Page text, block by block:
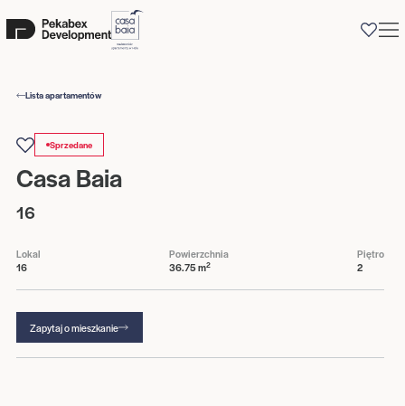
0
Lista apartamentów
Sprzedane
Casa Baia
16
Lokal
16
Powierzchnia
36.75 m2
Piętro
2
Zapytaj o mieszkanie